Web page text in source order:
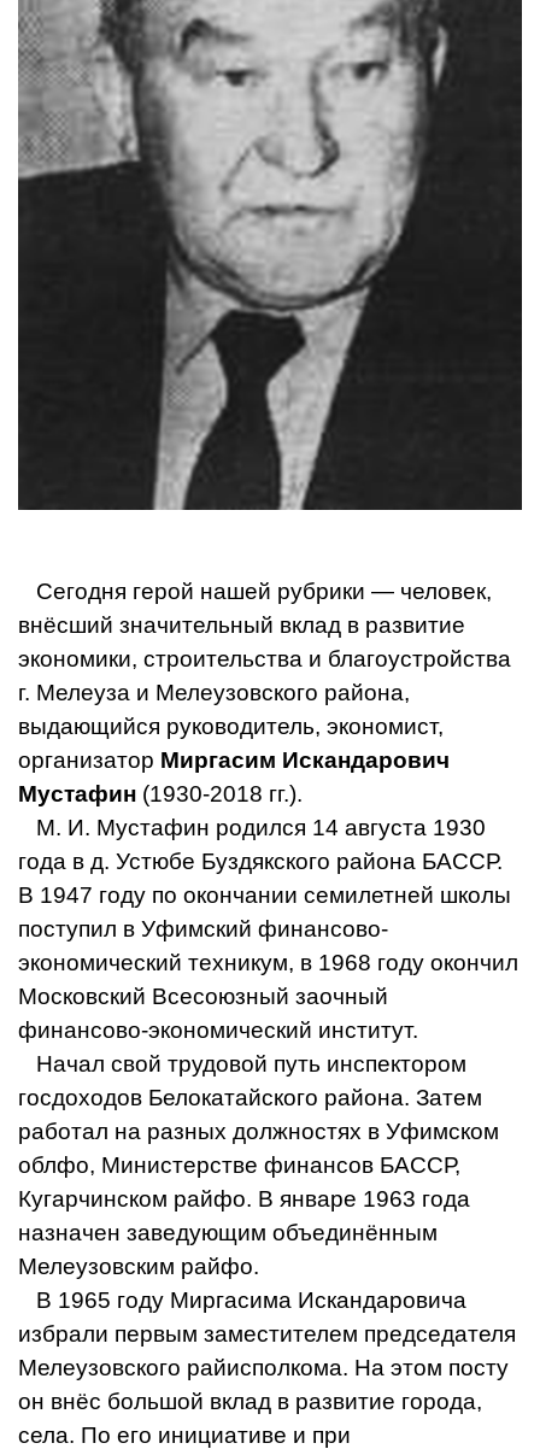
Сегодня герой нашей рубрики — человек,
внёсший значительный вклад в развитие
экономики, строительства и благоустройства
г. Мелеуза и Мелеузовского района,
выдающийся руководитель, экономист,
организатор Миргасим Искандарович
Мустафин (1930-2018 гг.).
М. И. Мустафин родился 14 августа 1930
года в д. Устюбе Буздякского района БАССР.
В 1947 году по окончании семилетней школы
поступил в Уфимский финансово-
экономический техникум, в 1968 году окончил
Московский Всесоюзный заочный
финансово-экономический институт.
Начал свой трудовой путь инспектором
госдоходов Белокатайского района. Затем
работал на разных должностях в Уфимском
облфо, Министерстве финансов БАССР,
Кугарчинском райфо. В январе 1963 года
назначен заведующим объединённым
Мелеузовским райфо.
В 1965 году Миргасима Искандаровича
избрали первым заместителем председателя
Мелеузовского райисполкома. На этом посту
он внёс большой вклад в развитие города,
села. По его инициативе и при